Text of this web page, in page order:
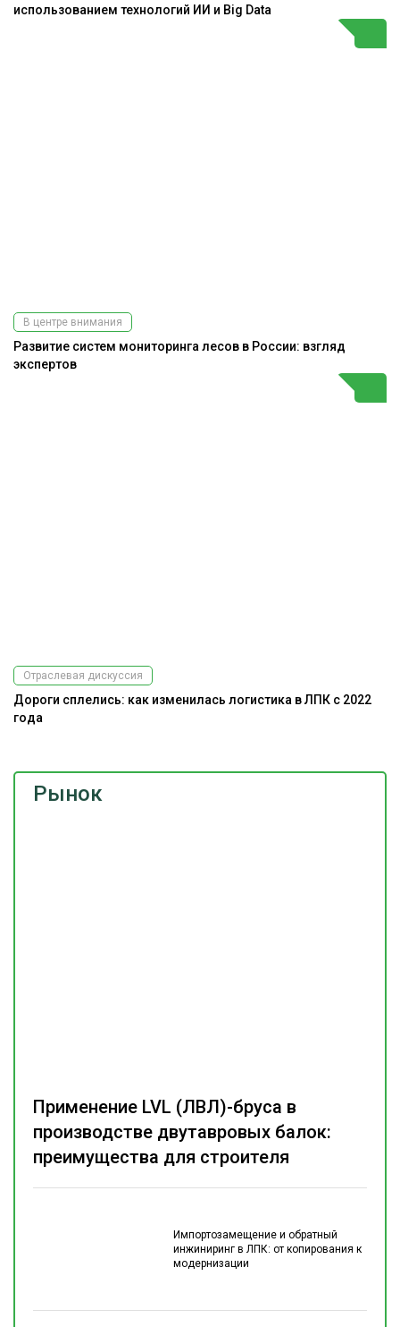
Рынок
Импортозамещение и обратный
инжиниринг в ЛПК: от копирования к
модернизации
Применение LVL (ЛВЛ)-бруса в
производстве двутавровых балок:
преимущества для строителя
использованием технологий ИИ и Big Data
В центре внимания
Развитие систем мониторинга лесов в России: взгляд
экспертов
Отраслевая дискуссия
Дороги сплелись: как изменилась логистика в ЛПК с 2022
года